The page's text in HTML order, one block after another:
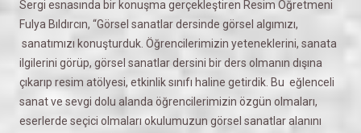
Sergi esnasında bir konuşma gerçekleştiren Resim Öğretmeni
Fulya Bıldırcın, “Görsel sanatlar dersinde görsel algımızı,
sanatımızı konuşturduk. Öğrencilerimizin yeteneklerini, sanata
ilgilerini görüp, görsel sanatlar dersini bir ders olmanın dışına
çıkarıp resim atölyesi, etkinlik sınıfı haline getirdik. Bu eğlenceli
sanat ve sevgi dolu alanda öğrencilerimizin özgün olmaları,
eserlerde seçici olmaları okulumuzun görsel sanatlar alanını